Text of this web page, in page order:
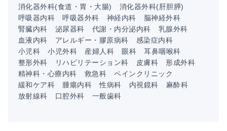
消化器外科(食道・胃・大腸)
消化器外科(肝胆膵)
呼吸器内科
呼吸器外科 神経内科
脳神経外科
腎臓内科
泌尿器科 代謝・内分泌内科
乳腺外科
血液内科
アレルギー・膠原病科
感染症内科
小児科
小児外科 産婦人科 眼科
耳鼻咽喉科
整形外科
リハビリテーション科 皮膚科
形成外科
精神科・心療内科
救急科
ペインクリニック
緩和ケア科
腫瘍内科 性病科 内視鏡科
麻酔科
放射線科
口腔外科 一般歯科